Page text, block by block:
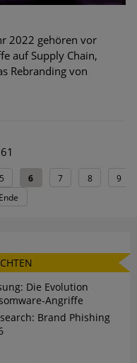
2022 gehören vor
auf Supply Chain,
Rebranding von
5 6 7 8
9
Ende
Die Evolution
Angriffe
Brand Phishing